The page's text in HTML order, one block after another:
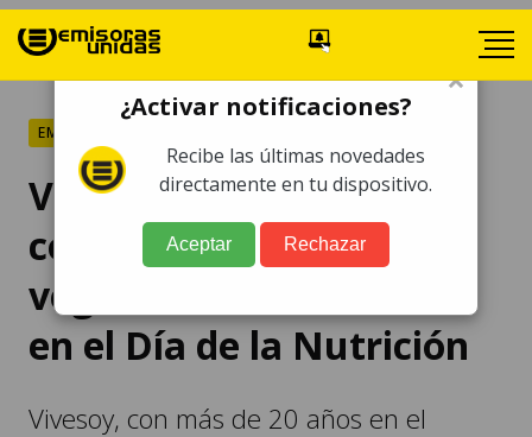
EMPRESAS
Vivesoy impulsa el
consumo de bebidas
vegetales en Guatemala
en el Día de la Nutrición
Vivesoy, con más de 20 años en el
×
¿Activar notificaciones?
Recibe las últimas novedades
directamente en tu dispositivo.
Aceptar Rechazar